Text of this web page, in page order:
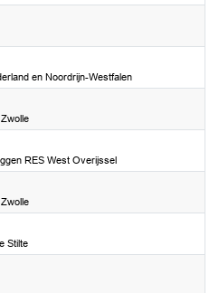
en Noordrijn-Westfalen
RES West Overijssel
Stilte